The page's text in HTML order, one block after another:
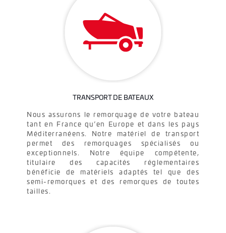
TRANSPORT DE BATEAUX
Nous assurons le remorquage de votre bateau
tant en France qu’en Europe et dans les pays
Méditerranéens. Notre matériel de transport
permet des remorquages spécialisés ou
exceptionnels. Notre équipe compétente,
titulaire des capacités réglementaires
bénéficie de matériels adaptés tel que des
semi-remorques et des remorques de toutes
tailles.